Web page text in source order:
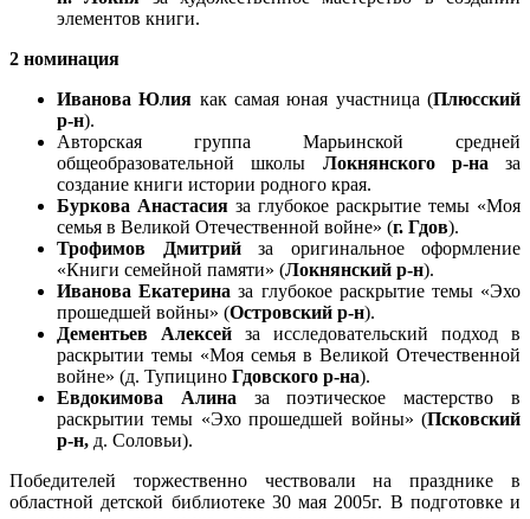
элементов книги.
2 номинация
Иванова Юлия как самая юная участница (Плюсский
р-н).
Авторская группа Марьинской средней
общеобразовательной школы Локнянского р-на за
создание книги истории родного края.
Буркова Анастасия за глубокое раскрытие темы «Моя
семья в Великой Отечественной войне» (г. Гдов).
Трофимов Дмитрийза оригинальное оформление
«Книги семейной памяти» (Локнянский р-н).
Иванова Екатерина за глубокое раскрытие темы «Эхо
прошедшей войны» (Островский р-н).
Дементьев Алексей за исследовательский подход в
раскрытии темы «Моя семья в Великой Отечественной
войне» (д. Тупицино Гдовского р-на).
Евдокимова Алина за поэтическое мастерство в
раскрытии темы «Эхо прошедшей войны» (Псковский
р-н, д. Соловьи).
Победителей торжественно чествовали на празднике в
областной детской библиотеке 30 мая 2005г. В подготовке и